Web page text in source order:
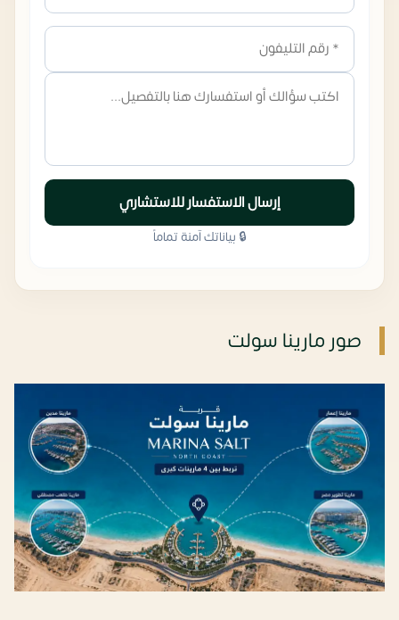
إرسال الاستفسار للاستشاري
🔒 بياناتك آمنة تماماً
صور مارينا سولت